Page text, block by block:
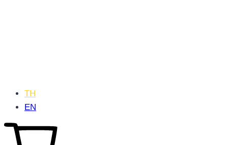
TH
EN